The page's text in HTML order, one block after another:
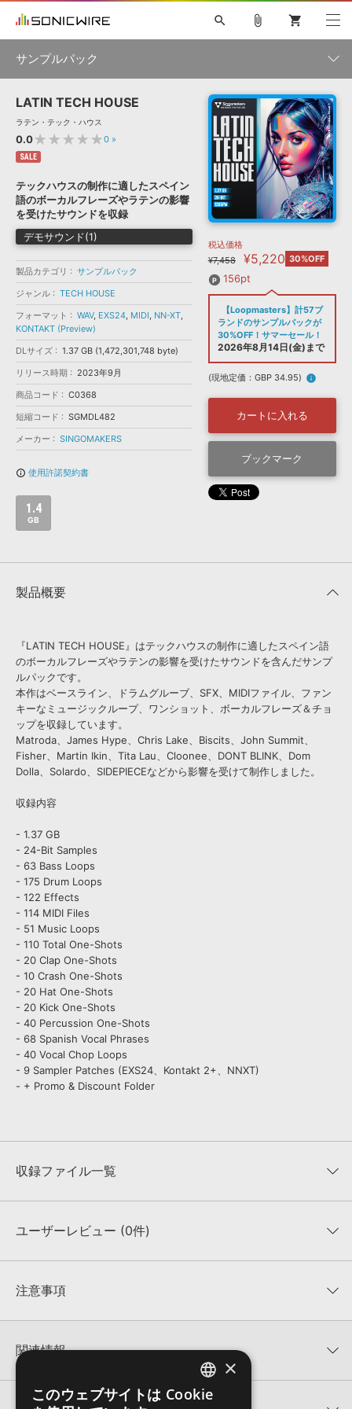
ソフト音源 »
プラグイン・エフェクト »
サンプルパック »
ソフトウェア／ツール »
DAW »
効果音 »
BGM »
特集 »
ニュースレター »
SONICWIREブログ »
製品サポート情報 »
DTMガイド »
FAQ »
お問い合わせ »
音楽カード
楽曲配信流通 サービス
無償のサウンド管理ソフト
次世代型 ボーカル・エディタ
APS
SLS
search
初音ミク NT 鏡音リン・レン V4X 巡音ルカ V4X
MEIKO V3
KAITO V3
VOCALOID
SPITFIRE AUDIO
VIENNA
EZ DRUMMER 3
ライセンスフリーBGM
ボーカル抜き出し
DUBSTEP
ELECTRONICA
EDM TRANCE MUTANT
ROUTER.FM
SONOCA
ソフト音源 プラグイン・エフェクト
ソフトウェア／ツール 効果音
attach_file shopping_cart
サンプルパック
製品一覧
メーカー
フォーマット
ランキング
LATIN TECH HOUSE
ラテン・テック・ハウス
0.0★★★★★0 »
SALE
テックハウスの制作に適したスペイン
語のボーカルフレーズやラテンの影響
を受けたサウンドを収録
デモサウンド(1)
製品カテゴリ
サンプルパック
ジャンル
TECH HOUSE
フォーマット
WAV, EXS24, MIDI, NN-XT,
KONTAKT (Preview)
DLサイズ
1.37 GB (1,472,301,748 byte)
リリース時期
2023年9月
商品コード
C0368
短縮コード
SGMDL482
メーカー
SINGOMAKERS
info_outline 使用許諾契約書
1.4
GB
税込価格
¥7,458
¥5,220 30%OFF
156pt
【Loopmasters】計57ブ
ランドのサンプルパックが
30%OFF！サマーセール！
2026年8月14日(金)まで
(現地定価：GBP 34.95) info
カートに入れる
ブックマーク
製品概要
『LATIN TECH HOUSE』はテックハウスの制作に適したスペイン語
のボーカルフレーズやラテンの影響を受けたサウンドを含んだサンプ
ルパックです。
本作はベースライン、ドラムグルーブ、SFX、MIDIファイル、ファン
キーなミュージックループ、ワンショット、ボーカルフレーズ＆チョ
ップを収録しています。
Matroda、James Hype、Chris Lake、Biscits、John Summit、
Fisher、Martin Ikin、Tita Lau、Cloonee、DONT BLINK、Dom
Dolla、Solardo、SIDEPIECEなどから影響を受けて制作しました。
収録内容
- 1.37 GB
- 24-Bit Samples
- 63 Bass Loops
- 175 Drum Loops
- 122 Effects
- 114 MIDI Files
- 51 Music Loops
- 110 Total One-Shots
- 20 Clap One-Shots
- 10 Crash One-Shots
- 20 Hat One-Shots
- 20 Kick One-Shots
- 40 Percussion One-Shots
- 68 Spanish Vocal Phrases
- 40 Vocal Chop Loops
- 9 Sampler Patches (EXS24、Kontakt 2+、NNXT)
- + Promo & Discount Folder
収録ファイル一覧
収録ファイル一覧
ユーザーレビュー (0件)
★★★★★
★5
★2
★1
0%
注意事項
KONTAKTフォーマットは、
でお使いいただけます。無償版のKONTAKT PLAYERではお使いい
ただけませんので、ご注意ください。また、「ライブラリ・タブ」
への表示にも対応しておりません。
関連情報
【Loopmasters】計57ブランドのサンプルパックが30%OFF！サ
マーセール！
ENGLISH
×
このウェブサイトは Cookie